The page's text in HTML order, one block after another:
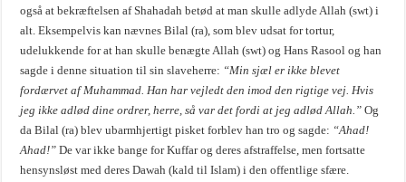
også at bekræftelsen af Shahadah betød at man skulle adlyde Allah (swt) i
alt. Eksempelvis kan nævnes Bilal (ra), som blev udsat for tortur,
udelukkende for at han skulle benægte Allah (swt) og Hans Rasool og han
sagde i denne situation til sin slaveherre: “Min sjæl er ikke blevet
fordærvet af Muhammad. Han har vejledt den imod den rigtige vej. Hvis
jeg ikke adlød dine ordrer, herre, så var det fordi at jeg adlød Allah.” Og
da Bilal (ra) blev ubarmhjertigt pisket forblev han tro og sagde: “Ahad!
Ahad!” De var ikke bange for Kuffar og deres afstraffelse, men fortsatte
hensynsløst med deres Dawah (kald til Islam) i den offentlige sfære.